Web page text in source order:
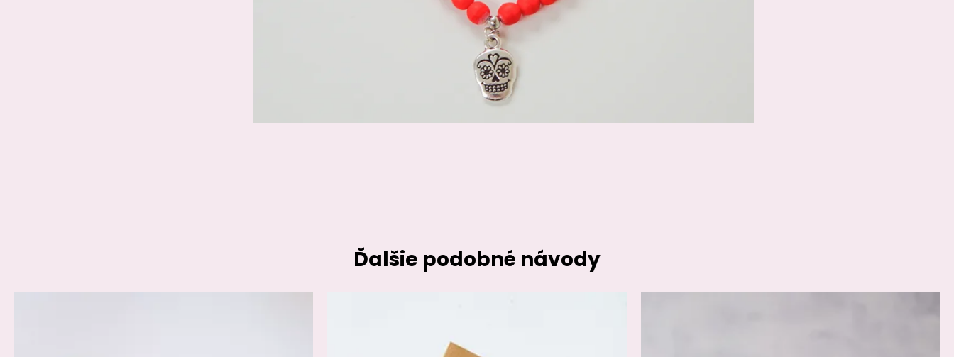
Ďalšie podobné návody